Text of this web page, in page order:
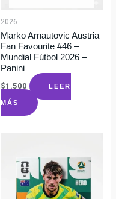
2026
Marko Arnautovic Austria
Fan Favourite #46 –
Mundial Fútbol 2026 –
Panini
$1.500 LEER
MÁS